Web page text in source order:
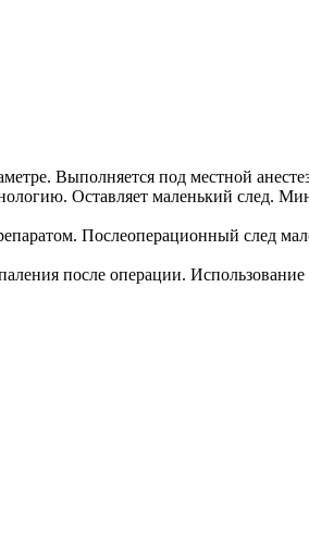
Выполняется под местной
Оставляет маленький след.
Послеоперационный след
после операции.